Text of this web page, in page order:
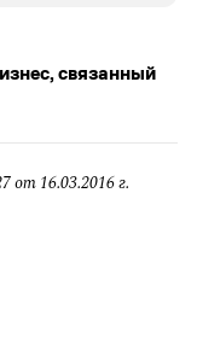
связанный
16.03.2016 г.